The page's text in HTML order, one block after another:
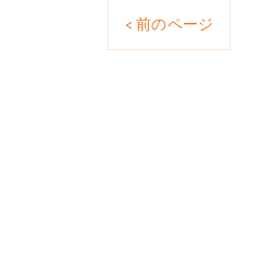
< 前のページ